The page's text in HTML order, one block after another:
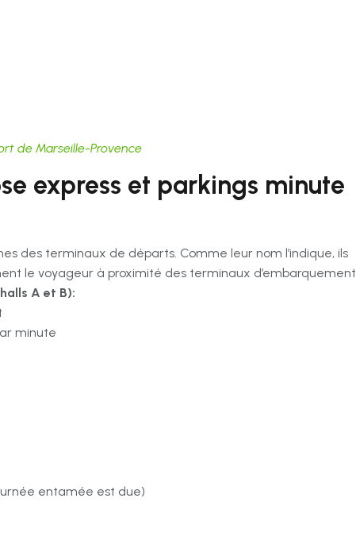
de Marseille-Provence
express et parkings minute
des terminaux de départs. Comme leur nom l’indique, ils
le voyageur à proximité des terminaux
A et B):
minute
entamée est due)